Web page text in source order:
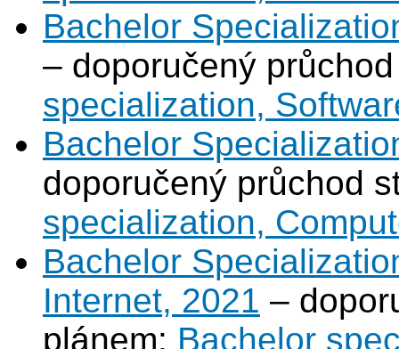
Bachelor
– doporučený
specialization,
Bachelor
doporučený průchod
specialization,
Bachelor
Internet, 2021 –
plánem: Bachelor